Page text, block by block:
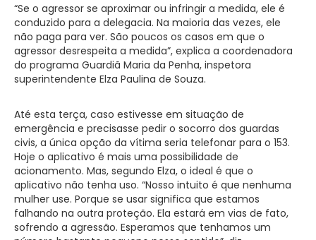
“Se o agressor se aproximar ou infringir a medida, ele é
conduzido para a delegacia. Na maioria das vezes, ele
não paga para ver. São poucos os casos em que o
agressor desrespeita a medida”, explica a coordenadora
do programa Guardiã Maria da Penha, inspetora
superintendente Elza Paulina de Souza.
Até esta terça, caso estivesse em situação de
emergência e precisasse pedir o socorro dos guardas
civis, a única opção da vítima seria telefonar para o 153.
Hoje o aplicativo é mais uma possibilidade de
acionamento. Mas, segundo Elza, o ideal é que o
aplicativo não tenha uso. “Nosso intuito é que nenhuma
mulher use. Porque se usar significa que estamos
falhando na outra proteção. Ela estará em vias de fato,
sofrendo a agressão. Esperamos que tenhamos um